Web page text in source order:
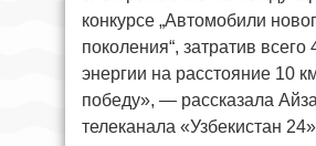
конкурсе „Автомобили
поколения“, затратив всего
энергии на расстояние 10
победу», — рассказала
телеканала «Узбекистан